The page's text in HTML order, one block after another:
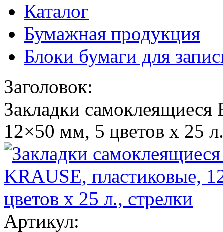
Каталог
Бумажная продукция
Блоки бумаги для
Заголовок:
Закладки
12×50 мм, 5 цветов х 25
Артикул: